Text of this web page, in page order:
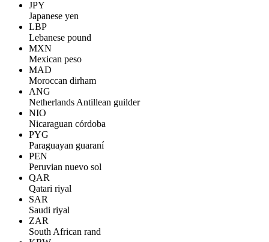
JPY
Japanese yen
LBP
Lebanese pound
MXN
Mexican peso
MAD
Moroccan dirham
ANG
Netherlands Antillean guilder
NIO
Nicaraguan córdoba
PYG
Paraguayan guaraní
PEN
Peruvian nuevo sol
QAR
Qatari riyal
SAR
Saudi riyal
ZAR
South African rand